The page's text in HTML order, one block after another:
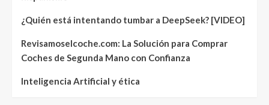
¿Quién está intentando tumbar a DeepSeek? [VIDEO]
Revisamoselcoche.com: La Solución para Comprar
Coches de Segunda Mano con Confianza
Inteligencia Artificial y ética